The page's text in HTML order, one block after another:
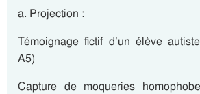
a. Projection :
Témoignage fictif d’un élève
A5)
Capture de moqueries